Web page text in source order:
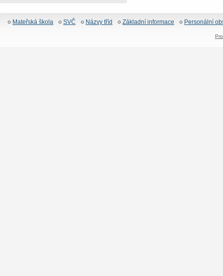
Mateřská škola SVČ Názvy tříd Základní informace Personální